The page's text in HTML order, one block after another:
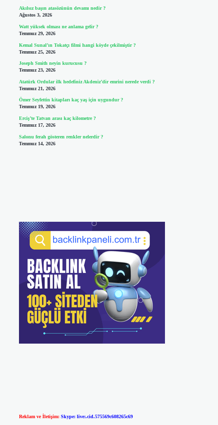
Akılsız başın atasözünün devamı nedir ?
Ağustos 3, 2026
Watt yüksek olması ne anlama gelir ?
Temmuz 29, 2026
Kemal Sunal’ın Tokatçı filmi hangi köyde çekilmiştir ?
Temmuz 25, 2026
Joseph Smith neyin kurucusu ?
Temmuz 23, 2026
Atatürk Ordular ilk hedefiniz Akdeniz’dir emrini nerede verdi ?
Temmuz 21, 2026
Ömer Seyfettin kitapları kaç yaş için uygundur ?
Temmuz 19, 2026
Erciş’te Tatvan arası kaç kilometre ?
Temmuz 17, 2026
Salonu ferah gösteren renkler nelerdir ?
Temmuz 14, 2026
Reklam ve İletişim: Skype: live:.cid.575569c608265c69